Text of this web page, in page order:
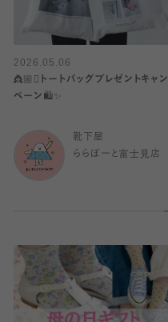
2026.05.06
👸🏼🫯トートバッグプレゼントキャン
ペーン🛍️✨
靴下屋
ららぽーと富士見店